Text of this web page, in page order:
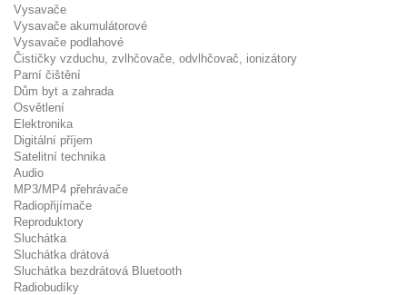
Vysavače
Vysavače akumulátorové
Vysavače podlahové
Čističky vzduchu, zvlhčovače, odvlhčovač, ionizátory
Parní čištění
Dům byt a zahrada
Osvětlení
Elektronika
Digitální příjem
Satelitní technika
Audio
MP3/MP4 přehrávače
Radiopřijímače
Reproduktory
Sluchátka
Sluchátka drátová
Sluchátka bezdrátová Bluetooth
Radiobudíky